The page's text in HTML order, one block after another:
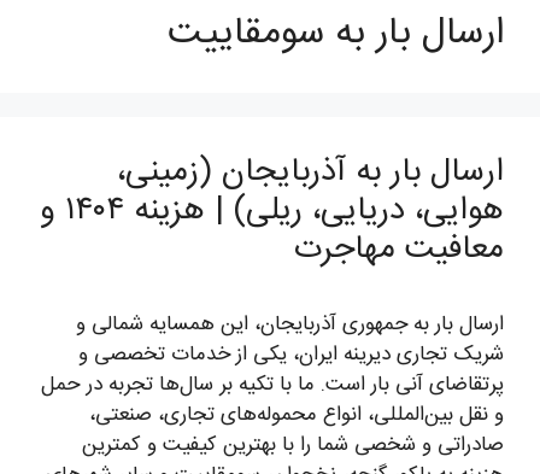
ارسال بار به سومقاییت
ارسال بار به آذربایجان (زمینی،
هوایی، دریایی، ریلی) | هزینه ۱۴۰۴ و
معافیت مهاجرت
ارسال بار به جمهوری آذربایجان، این همسایه شمالی و
شریک تجاری دیرینه ایران، یکی از خدمات تخصصی و
پرتقاضای آنی بار است. ما با تکیه بر سال‌ها تجربه در حمل
و نقل بین‌المللی، انواع محموله‌های تجاری، صنعتی،
صادراتی و شخصی شما را با بهترین کیفیت و کمترین